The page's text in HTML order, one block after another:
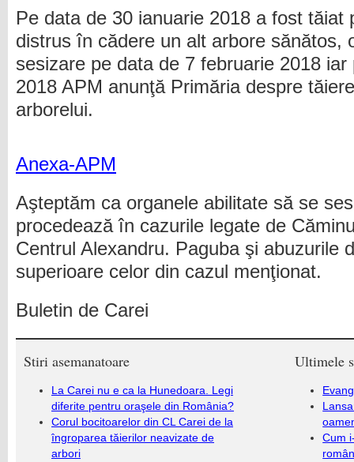
Pe data de 30 ianuarie 2018 a fost tăiat
distrus în cădere un alt arbore sănătos,
sesizare pe data de 7 februarie 2018
2018 APM anunţă Primăria despre
arborelui.
Anexa-APM
Aşteptăm ca organele abilitate să se
procedează în cazurile legate de
Centrul Alexandru. Paguba şi abuzurile
superioare celor din cazul menţionat.
Buletin de Carei
Stiri asemanatoare
La Carei nu e ca la Hunedoara. Legi
diferite pentru oraşele din România?
Corul bocitoarelor din CL Carei de la
îngroparea tăierilor neavizate de
arbori
Ultimele
Cum